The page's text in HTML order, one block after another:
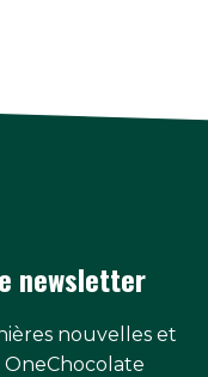
newsletter
nouvelles et